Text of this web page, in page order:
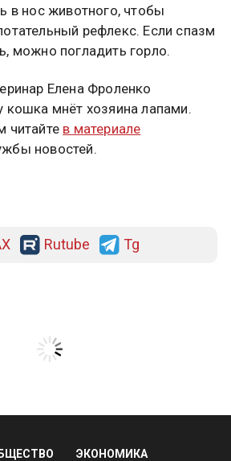
в нос животного, чтобы
рефлекс. Если спазм
можно погладить горло.
Елена Фроленко
кошка мнёт хозяина лапами.
читайте в материале
новостей.
Rutube Tg
ЭКОНОМИКА